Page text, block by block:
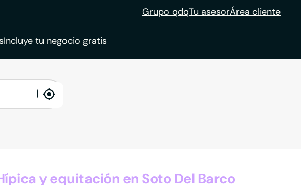
Grupo qdqTu asesorÁrea cliente
Incluye tu negocio gratis
enable
y equitación en Soto Del Barco